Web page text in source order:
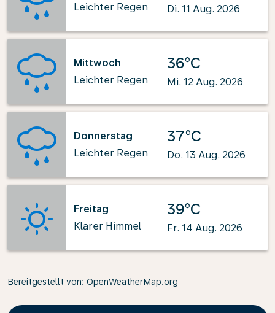
Leichter Regen
Di. 11 Aug. 2026
Mittwoch
Leichter Regen
36°C
Mi. 12 Aug. 2026
Donnerstag
Leichter Regen
37°C
Do. 13 Aug. 2026
Freitag
Klarer Himmel
39°C
Fr. 14 Aug. 2026
Bereitgestellt von: OpenWeatherMap.org